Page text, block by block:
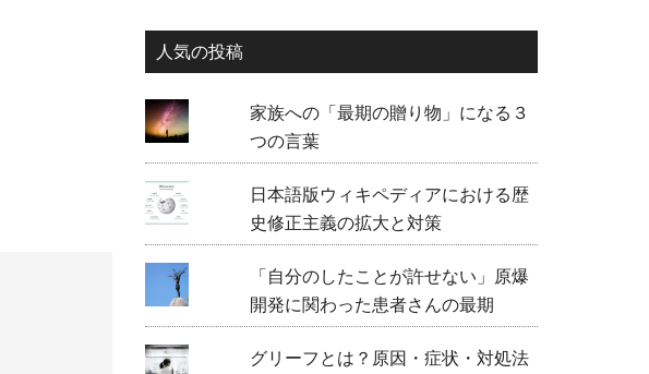
人気の投稿
家族への「最期の贈り物」になる３
つの言葉
日本語版ウィキペディアにおける歴
史修正主義の拡大と対策
「自分のしたことが許せない」原爆
開発に関わった患者さんの最期
グリーフとは？原因・症状・対処法